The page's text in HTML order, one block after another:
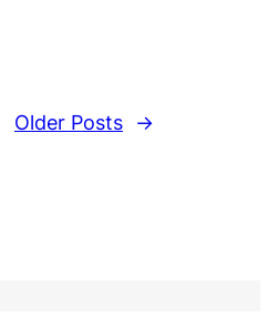
Older Posts →